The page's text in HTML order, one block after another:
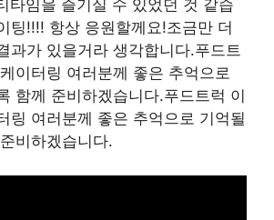
타임을 즐기실 수 있었던 것 같습
팅!!!! 항상 응원할께요!조금만 더
과가 있을거라 생각합니다.푸드트
이터링 여러분께 좋은 추억으로
함께 준비하겠습니다.푸드트럭 이
링 여러분께 좋은 추억으로 기억될
비하겠습니다.